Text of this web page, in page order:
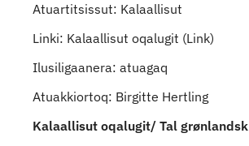
Atuartitsissut: Kalaallisut
Linki: Kalaallisut oqalugit (Link)
Ilusiligaanera: atuagaq
Atuakkiortoq: Birgitte Hertling
Kalaallisut oqalugit/ Tal grønlandsk